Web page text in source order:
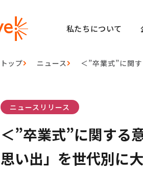
私たちについて
トップ ニュース ＜”卒業式”に関
ニュースリリース
＜”卒業式”に関する
思い出」を世代別に